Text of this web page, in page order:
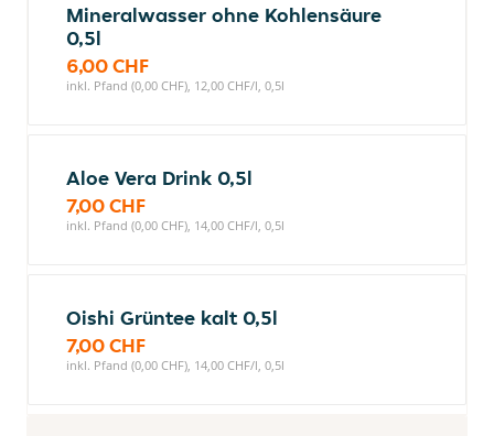
Mineralwasser ohne Kohlensäure
0,5l
6,00 CHF
inkl. Pfand (0,00 CHF), 12,00 CHF/l, 0,5l
Aloe Vera Drink 0,5l
7,00 CHF
inkl. Pfand (0,00 CHF), 14,00 CHF/l, 0,5l
Oishi Grüntee kalt 0,5l
7,00 CHF
inkl. Pfand (0,00 CHF), 14,00 CHF/l, 0,5l